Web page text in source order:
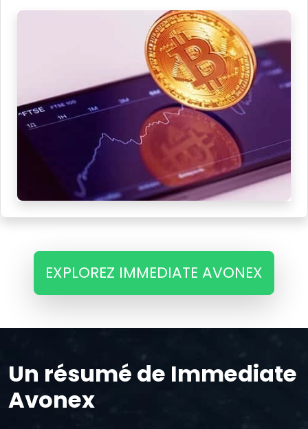
EXPLOREZ IMMEDIATE AVONEX
Un résumé de Immediate
Avonex